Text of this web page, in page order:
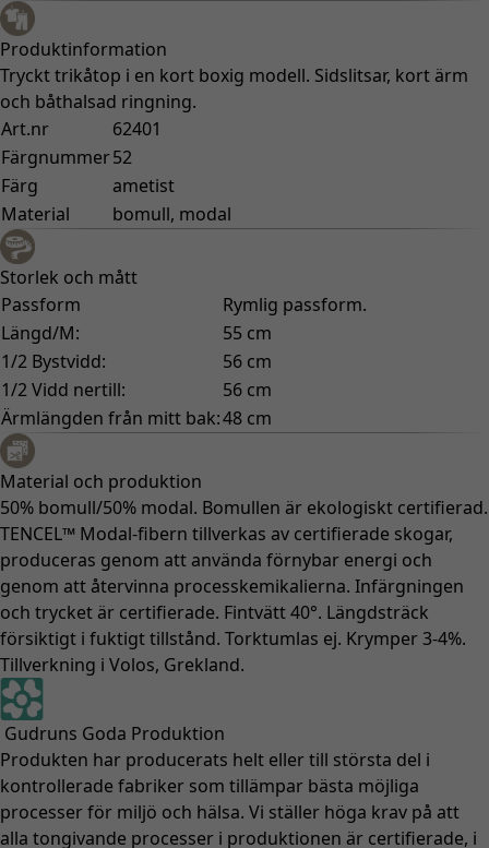
Produktinformation
Tryckt trikåtop i en kort boxig modell. Sidslitsar, kort ärm
och båthalsad ringning.
Art.nr
62401
Färgnummer52
Färg
ametist
Material
bomull, modal
Storlek och mått
Passform
Rymlig passform.
Längd/M:
55 cm
1/2 Bystvidd:
56 cm
1/2 Vidd nertill:
56 cm
Ärmlängden från mitt bak:48 cm
Material och produktion
50% bomull/50% modal. Bomullen är ekologiskt certifierad.
TENCEL™ Modal-fibern tillverkas av certifierade skogar,
produceras genom att använda förnybar energi och
genom att återvinna processkemikalierna. Infärgningen
och trycket är certifierade. Fintvätt 40°. Längdsträck
försiktigt i fuktigt tillstånd. Torktumlas ej. Krymper 3-4%.
Tillverkning i Volos, Grekland.
Gudruns Goda Produktion
Produkten har producerats helt eller till största del i
kontrollerade fabriker som tillämpar bästa möjliga
processer för miljö och hälsa. Vi ställer höga krav på att
alla tongivande processer i produktionen är certifierade, i